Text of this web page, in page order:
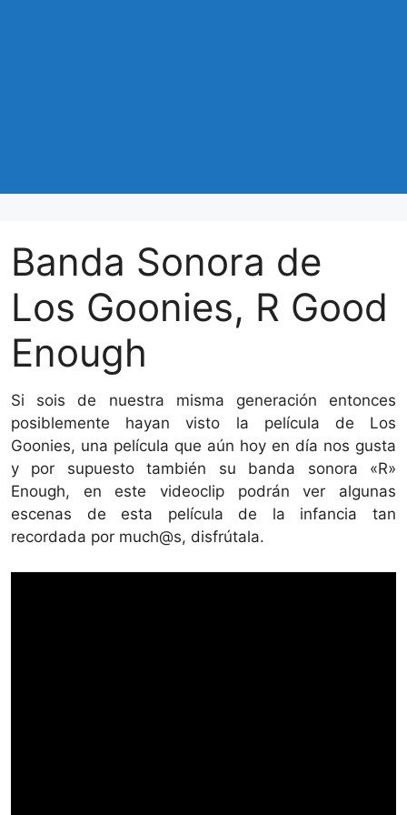
Banda Sonora de
Los Goonies, R Good
Enough
Si sois de nuestra misma generación entonces
posiblemente hayan visto la película de Los
Goonies, una película que aún hoy en día nos gusta
y por supuesto también su banda sonora «R»
Enough, en este videoclip podrán ver algunas
escenas de esta película de la infancia tan
recordada por much@s, disfrútala.